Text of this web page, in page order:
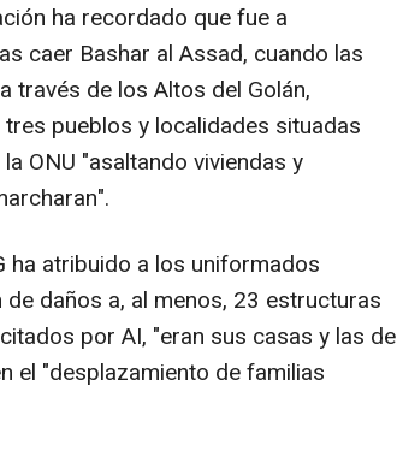
ha recordado que fue a
caer Bashar al Assad, cuando las
través de los Altos del Golán,
pueblos y localidades situadas
ONU "asaltando viviendas y
ha atribuido a los uniformados
daños a, al menos, 23 estructuras
por AI, "eran sus casas y las de
el "desplazamiento de familias